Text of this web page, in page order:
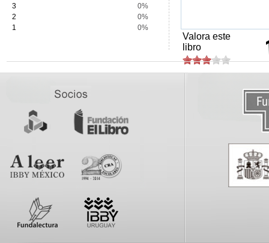
3
0%
2
0%
1
0%
Valora este
libro